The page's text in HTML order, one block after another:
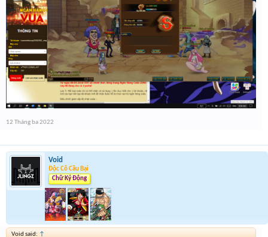
12 Tháng ba 2022
Void
Độc Cô Cầu Bại
Chữ Ký Động
Void said: ↑